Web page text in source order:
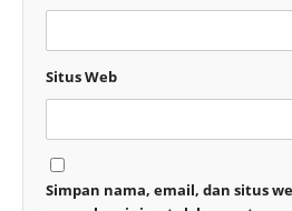
Situs Web
Simpan nama, email, dan situs